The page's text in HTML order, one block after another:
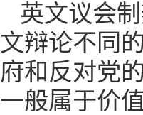
英文议会
文辩论不同
府和反对党
一般属于价